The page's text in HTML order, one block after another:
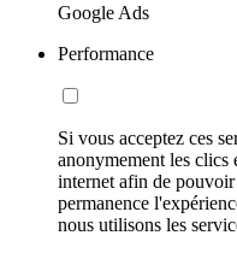
Google Ads
Performance
Si vous acceptez ces
anonymement les clics
internet afin de
permanence
nous utilisons les